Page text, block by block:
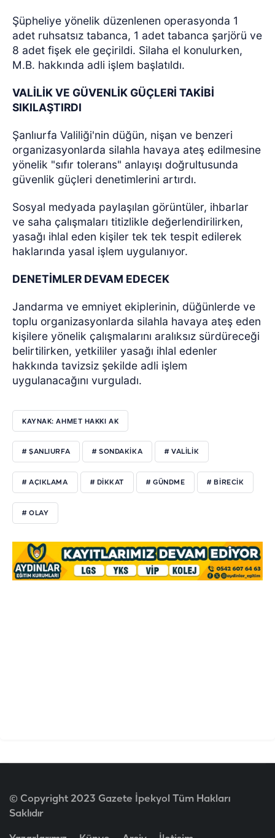
Şüpheliye yönelik düzenlenen operasyonda 1
adet ruhsatsız tabanca, 1 adet tabanca şarjörü ve
8 adet fişek ele geçirildi. Silaha el konulurken,
M.B. hakkında adli işlem başlatıldı.
VALİLİK VE GÜVENLİK GÜÇLERİ TAKİBİ
SIKILAŞTIRDI
Şanlıurfa Valiliği'nin düğün, nişan ve benzeri
organizasyonlarda silahla havaya ateş edilmesine
yönelik "sıfır tolerans" anlayışı doğrultusunda
güvenlik güçleri denetimlerini artırdı.
Sosyal medyada paylaşılan görüntüler, ihbarlar
ve saha çalışmaları titizlikle değerlendirilirken,
yasağı ihlal eden kişiler tek tek tespit edilerek
haklarında yasal işlem uygulanıyor.
DENETİMLER DEVAM EDECEK
Jandarma ve emniyet ekiplerinin, düğünlerde ve
toplu organizasyonlarda silahla havaya ateş eden
kişilere yönelik çalışmalarını aralıksız sürdüreceği
belirtilirken, yetkililer yasağı ihlal edenler
hakkında tavizsiz şekilde adli işlem
uygulanacağını vurguladı.
KAYNAK: AHMET HAKKI AK
# ŞANLIURFA # SONDAKIKA # VALILIK
# AÇIKLAMA # DIKKAT # GÜNDME # BIRECIK
# OLAY
© Copyright 2023 Gazete İpekyol Tüm Hakları
Saklıdır